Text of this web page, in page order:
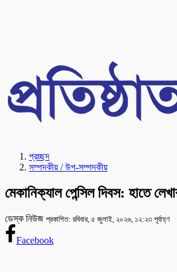
প্রচ্ছদ
সম্পদকীয় / উপ-সম্পদকীয়
মেকানিক্যাল পেন্সিল দিবস: হাতে
ডেস্ক নিউজ প্রকাশিত: রবিবার, ৫ জুলাই, ২০২৬, ১২:২৩ পূর্বাহ্ণ
Facebook